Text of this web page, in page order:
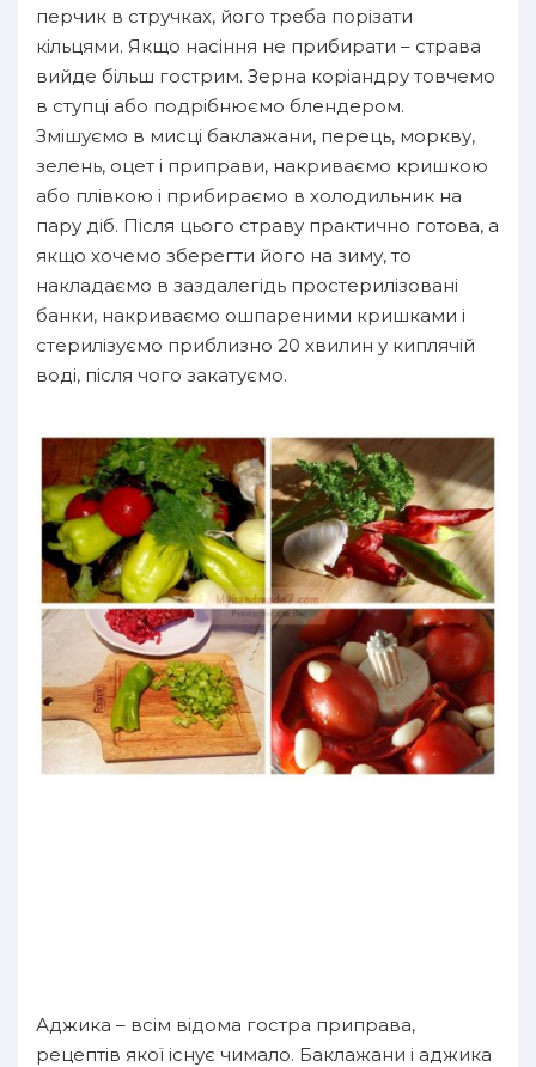
перчик в стручках, його треба порізати
кільцями. Якщо насіння не прибирати – страва
вийде більш гострим. Зерна коріандру товчемо
в ступці або подрібнюємо блендером.
Змішуємо в мисці баклажани, перець, моркву,
зелень, оцет і приправи, накриваємо кришкою
або плівкою і прибираємо в холодильник на
пару діб. Після цього страву практично готова, а
якщо хочемо зберегти його на зиму, то
накладаємо в заздалегідь простерилізовані
банки, накриваємо ошпареними кришками і
стерилізуємо приблизно 20 хвилин у киплячій
воді, після чого закатуємо.
Аджика – всім відома гостра приправа,
рецептів якої існує чимало. Баклажани і аджика